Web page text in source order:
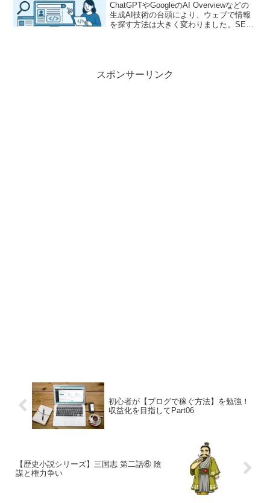
ChatGPTやGoogleのAI Overviewなどの
生成AI技術の台頭により、ウェブで情報
を探す方法は大きく変わりました。SEO
スポンサーリンク
初心者が【ブログで稼ぐ方法】を勉強！
収益化を目指してPart06
【歴史小説シリーズ】三国志 第二話⑥ 陰
謀と権力争い